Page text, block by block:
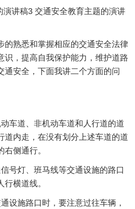
的熟悉和掌握相应的交通安全法律
识，提高自我保护能力，维护道路
通安全，下面我讲二个方面的问
车道、非机动车道和人行道的道
道内走，在没有划分上述车道的道
侧通行。
号灯、班马线等交通设施的路口
横道线。
设施路口时，要注意过往车辆，
演讲稿3 交通安全教育主题的演讲